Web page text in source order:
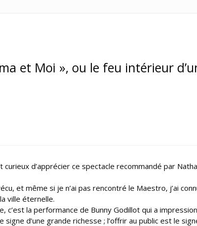
et Moi », ou le feu intérieur
d’apprécier ce spectacle recommandé par
et même si je n’ai pas rencontré le Maestro, j’ai
ville éternelle.
c’est la performance de Bunny Godillot qui a
d’une grande richesse ; l’offrir au public est le